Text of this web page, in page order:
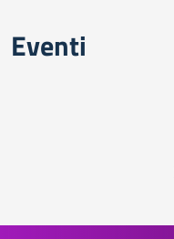
Eventi